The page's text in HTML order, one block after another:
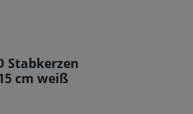
Stabkerzen
cm weiß